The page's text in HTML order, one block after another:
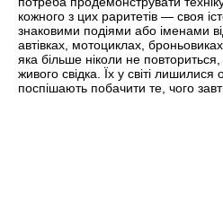
кожного з цих раритетів — своя
знаковими подіями або іменами
автівках, мотоциклах,
яка більше ніколи не
живого свідка. Їх у світі лишилися
поспішають побачити те, чого